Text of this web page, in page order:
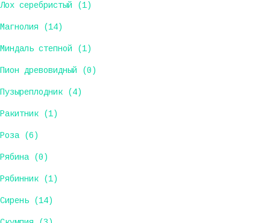
Лох серебристый (1)
Магнолия (14)
Миндаль степной (1)
Пион древовидный (0)
Пузыреплодник (4)
Ракитник (1)
Роза (6)
Рябина (0)
Рябинник (1)
Сирень (14)